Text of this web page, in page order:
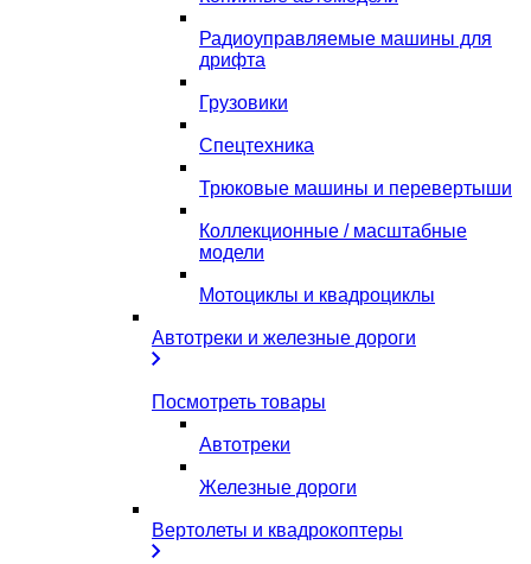
Радиоуправляемые машины для
дрифта
Грузовики
Спецтехника
Трюковые машины и перевертыши
Коллекционные / масштабные
модели
Мотоциклы и квадроциклы
Автотреки и железные дороги
Посмотреть товары
Автотреки
Железные дороги
Вертолеты и квадрокоптеры